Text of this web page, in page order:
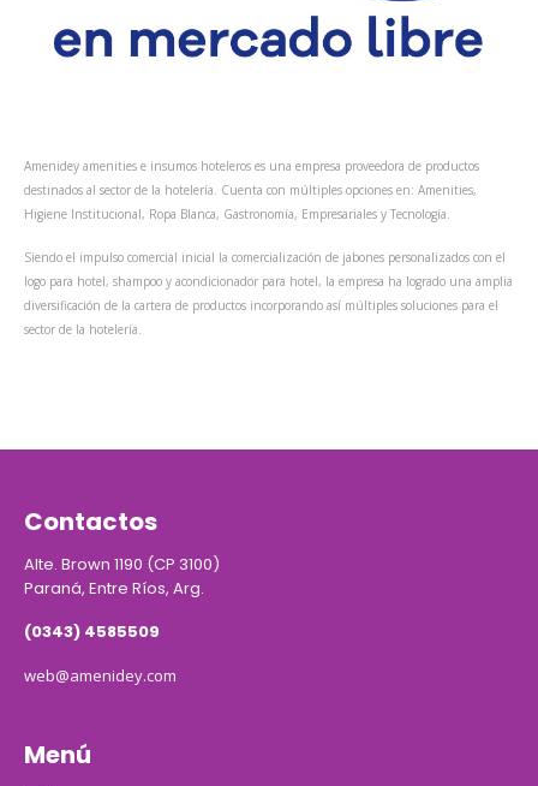
Amenidey amenities e insumos hoteleros es una empresa proveedora de productos
destinados al sector de la hotelería. Cuenta con múltiples opciones en: Amenities,
Higiene Institucional, Ropa Blanca, Gastronomía, Empresariales y Tecnología.
Siendo el impulso comercial inicial la comercialización de jabones personalizados con el
logo para hotel, shampoo y acondicionador para hotel, la empresa ha logrado una amplia
diversificación de la cartera de productos incorporando así múltiples soluciones para el
sector de la hotelería.
Contactos
Alte. Brown 1190 (CP 3100)
Paraná, Entre Ríos, Arg.
(0343) 4585509
web@amenidey.com
Menú